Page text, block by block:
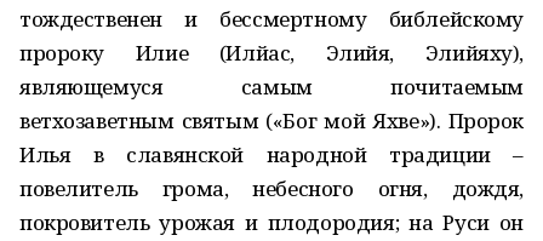
тождественен и бессмертному библейскому
пророку Илие (Илйас, Элийя, Элийяху),
являющемуся самым почитаемым
ветхозаветным святым («Бог мой Яхве»). Пророк
Илья в славянской народной традиции –
повелитель грома, небесного огня, дождя,
покровитель урожая и плодородия; на Руси он